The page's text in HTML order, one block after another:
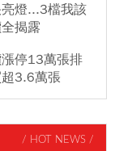
燈...3檔我該
揭露
停13萬張排
3.6萬張
/ HOT NEWS /